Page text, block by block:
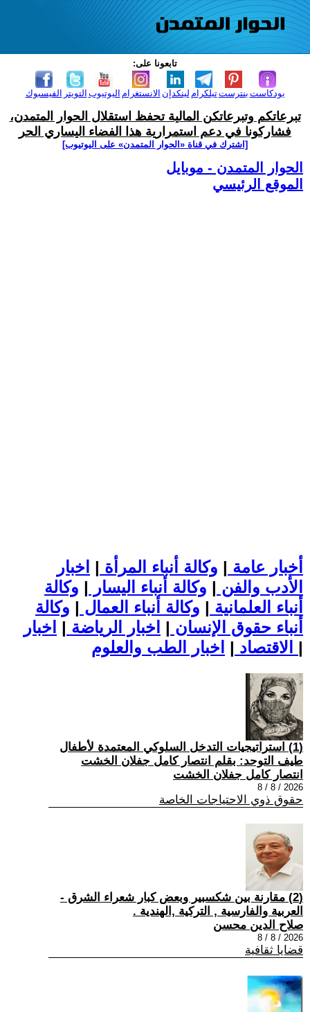
تابعونا على:
الفيسبوك التويتر اليوتيوب الانستغرام لينكدإن تيلكرامبنترست بودكاست
تبرعاتكم وتبرعاتكن المالية تحفظ استقلال الحوار المتمدن،
فشاركونا في دعم استمرارية هذا الفضاء اليساري الحر
[اشترك في قناة ‫«الحوار المتمدن» على اليوتيوب]
الحوار المتمدن - موبايل
الموقع الرئيسي
أخبار عامة | وكالة أنباء المرأة | اخبار
الأدب والفن | وكالة أنباء اليسار | وكالة
أنباء العلمانية | وكالة أنباء العمال | وكالة
أنباء حقوق الإنسان | اخبار الرياضة | اخبار
الاقتصاد | |
(1) استراتيجيات التدخل السلوكي المعتمدة لأطفال
طيف التوحد: بقلم انتصار كامل جفلان الخشت
انتصار كامل جفلان الخشت
2026 / 8 / 8
حقوق ذوي الاحتياجات الخاصة
(2) مقارنة بين شكسبير وبعض كبار شعراء الشرق -
العربية والفارسية , التركية ,الهندية .
صلاح الدين محسن
2026 / 8 / 8
قضايا ثقافية